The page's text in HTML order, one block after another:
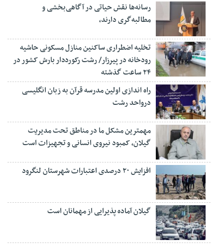
رسانه‌ها نقش حیاتی در آگاهی‌بخشی و
مطالبه‌گری دارند،
تخلیه اضطراری ساکنین منازل مسکونی حاشیه
رودخانه در پیرزار/ رشت رکورددار بارش کشور در
۲۴ ساعت گذشته
راه اندازی اولین مدرسه قرآن به زبان انگلیسی
درواحد رشت
مهمترین مشکل ما در مناطق تحت مدیریت
گیلان، کمبود نیروی انسانی و تجهیزات است
افزایش ۲۰ درصدی اعتبارات شهرستان لنگرود
گیلان آماده پذیرایی‌ از مهمانان است